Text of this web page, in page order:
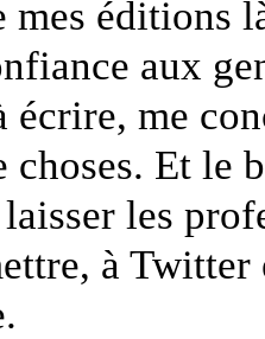
mes éditions
aux
écrire, me
choses. Et le
les
à